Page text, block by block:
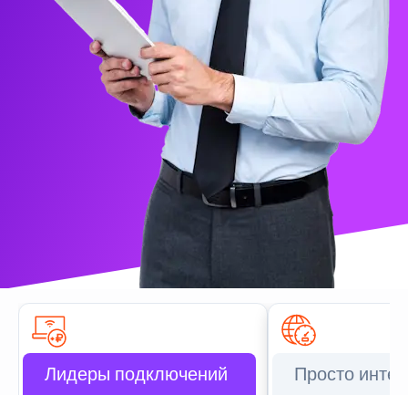
Лидеры подключений Просто